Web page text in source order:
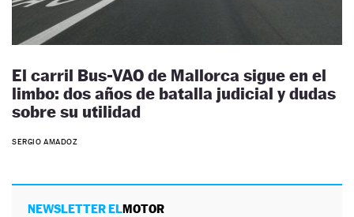
El carril Bus-VAO de Mallorca sigue en el
limbo: dos años de batalla judicial y dudas
sobre su utilidad
SERGIO AMADOZ
NEWSLETTER ELMOTOR